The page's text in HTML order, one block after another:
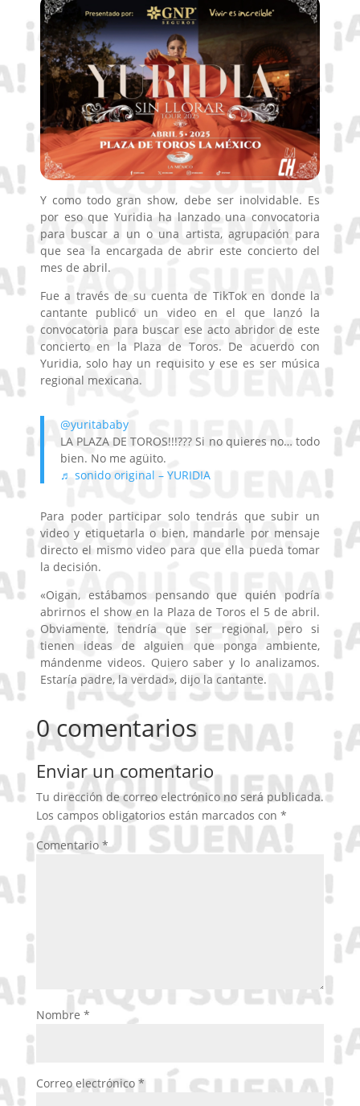
Y como todo gran show, debe ser inolvidable. Es
por eso que Yuridia ha lanzado una convocatoria
para buscar a un o una artista, agrupación para
que sea la encargada de abrir este concierto del
mes de abril.
Fue a través de su cuenta de TikTok en donde la
cantante publicó un video en el que lanzó la
convocatoria para buscar ese acto abridor de este
concierto en la Plaza de Toros. De acuerdo con
Yuridia, solo hay un requisito y ese es ser música
regional mexicana.
@yuritababy
LA PLAZA DE TOROS!!!??? Si no quieres no… todo
bien. No me agüito.
♬ sonido original – YURIDIA
Para poder participar solo tendrás que subir un
video y etiquetarla o bien, mandarle por mensaje
directo el mismo video para que ella pueda tomar
la decisión.
«Oigan, estábamos pensando que quién podría
abrirnos el show en la Plaza de Toros el 5 de abril.
Obviamente, tendría que ser regional, pero si
tienen ideas de alguien que ponga ambiente,
mándenme videos. Quiero saber y lo analizamos.
Estaría padre, la verdad», dijo la cantante.
0 comentarios
Enviar un comentario
Tu dirección de correo electrónico no será publicada.
Los campos obligatorios están marcados con *
Comentario *
Nombre *
Correo electrónico *